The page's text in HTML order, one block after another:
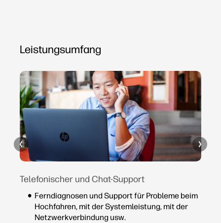
Leistungsumfang
Telefonischer und Chat-Support
Ferndiagnosen und Support für Probleme beim
Hochfahren, mit der Systemleistung, mit der
Netzwerkverbindung usw.